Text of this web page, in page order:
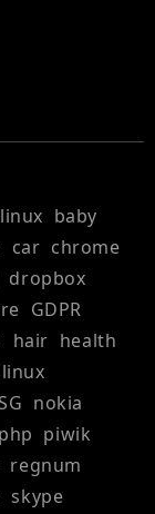
baby
car chrome
dropbox
GDPR
hair health
linux
nokia
php piwik
regnum
skype